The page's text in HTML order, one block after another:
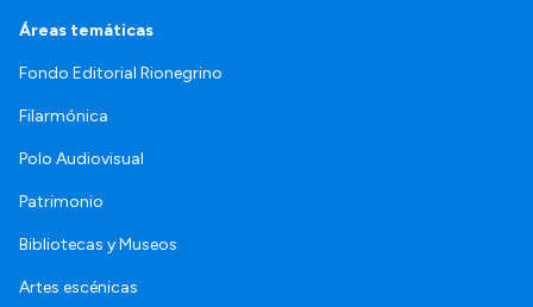
Áreas temáticas
Fondo Editorial Rionegrino
Filarmónica
Polo Audiovisual
Patrimonio
Bibliotecas y Museos
Artes escénicas